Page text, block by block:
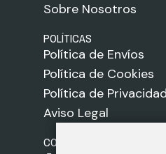
Sobre Nosotros
POLÍTICAS
Política de Envíos
Política de Cookies
Política de Privacidad
Aviso Legal
CONTACTO